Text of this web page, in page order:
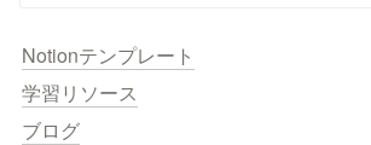
Notionテンプレート
学習リソース
ブログ